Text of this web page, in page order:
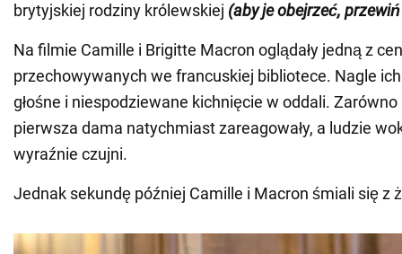
brytyjskiej rodziny królewskiej (aby je obejrzeć,
Na filmie Camille i Brigitte Macron oglądały jedną z
przechowywanych we francuskiej bibliotece. Nagle
głośne i niespodziewane kichnięcie w oddali.
pierwsza dama natychmiast zareagowały, a ludzie
wyraźnie czujni.
Jednak sekundę później Camille i Macron śmiali się z